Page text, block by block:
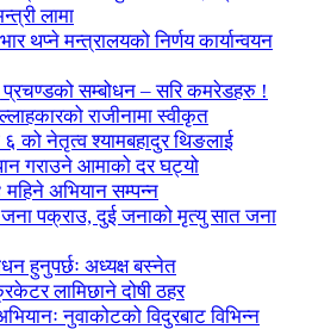
लामा
थप्ने मन्त्रालयको निर्णय कार्यान्वयन
प्रचण्डको सम्बोधन – सरि कमरेडहरु !
राजीनामा स्वीकृत
को नेतृत्व श्यामबहादुर थिङलाई
गराउने आमाको दर घट्यो
महिने अभियान सम्पन्न
पक्राउ, दुई जनाको मृत्यु सात जना
हुनुपर्छः अध्यक्ष बस्नेत
लामिछाने दोषी ठहर
नुवाकोटको विदुरबाट विभिन्न